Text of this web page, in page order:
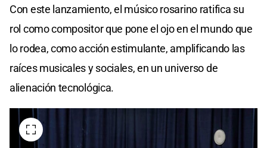
Con este lanzamiento, el músico rosarino ratifica su
rol como compositor que pone el ojo en el mundo que
lo rodea, como acción estimulante, amplificando las
raíces musicales y sociales, en un universo de
alienación tecnológica.